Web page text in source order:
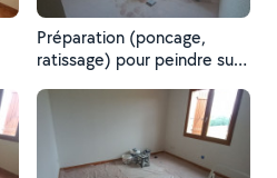
Préparation (poncage,
ratissage) pour peindre sur